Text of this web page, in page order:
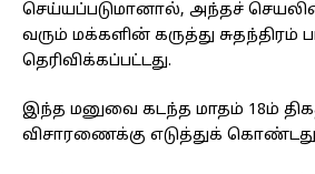
செய்யப்படுமானால், அந்தச்
வரும் மக்களின் கருத்து சுதந்திரம்
தெரிவிக்கப்பட்டது.
இந்த மனுவை கடந்த மாதம் 18ம்
விசாரணைக்கு எடுத்துக்